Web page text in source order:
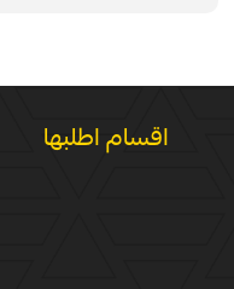
اقسام اطلبها